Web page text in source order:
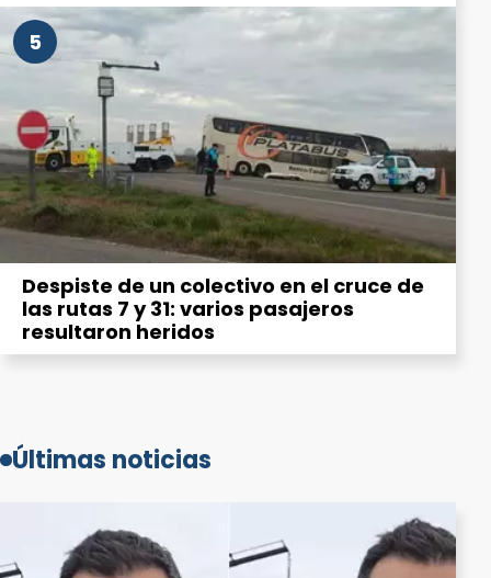
5
Despiste de un colectivo en el cruce de
las rutas 7 y 31: varios pasajeros
resultaron heridos
Últimas noticias